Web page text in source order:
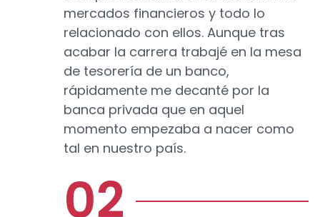
mercados financieros y todo lo
relacionado con ellos. Aunque tras
acabar la carrera trabajé en la mesa
de tesorería de un banco,
rápidamente me decanté por la
banca privada que en aquel
momento empezaba a nacer como
tal en nuestro país.